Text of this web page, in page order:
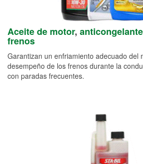
Aceite de motor, anticongelante
frenos
Garantizan un enfriamiento adecuado del
desempeño de los frenos durante la
con paradas frecuentes.